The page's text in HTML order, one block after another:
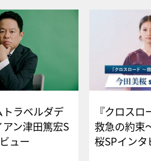
トラベルダデ
ン津田篤宏S
タビュー
『クロス
救急の約束
桜SPイ